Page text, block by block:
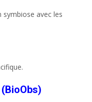
symbiose avec les